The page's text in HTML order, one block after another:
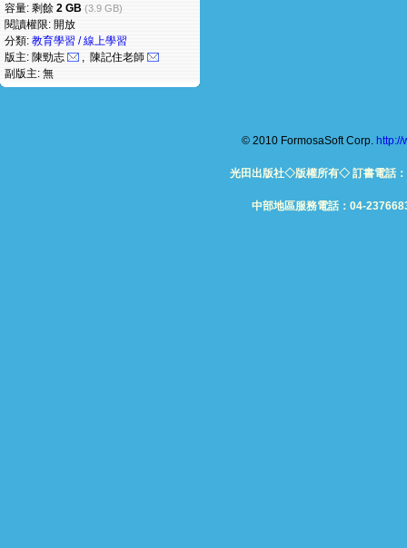
容量: 剩餘 2 GB (3.9 GB)
閱讀權限: 開放
分類: 教育學習 / 線上學習
版主: 陳勁志
, 陳記住老師
副版主: 無
© 2010 FormosaSoft Corp. http://
光田出版社◇版權所有◇ 訂書電話
中部地區服務電話：04-